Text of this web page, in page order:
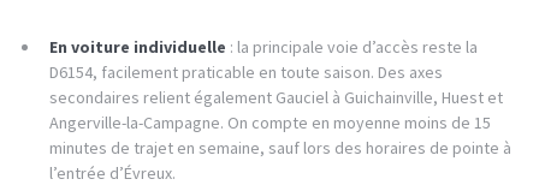
En voiture individuelle : la principale voie d’accès reste la
D6154, facilement praticable en toute saison. Des axes
secondaires relient également Gauciel à Guichainville, Huest et
Angerville-la-Campagne. On compte en moyenne moins de 15
minutes de trajet en semaine, sauf lors des horaires de pointe à
l’entrée d’Évreux.